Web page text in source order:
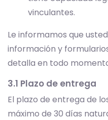
vinculantes.
Le informamos que
información y
detalla en todo
3.1 Plazo de entrega
El plazo de entrega de
máximo de 30 días